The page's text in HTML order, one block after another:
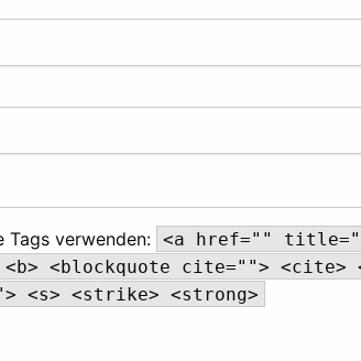
Tags verwenden: <a href=""
<blockquote cite=""> <cite>
<s> <strike> <strong>